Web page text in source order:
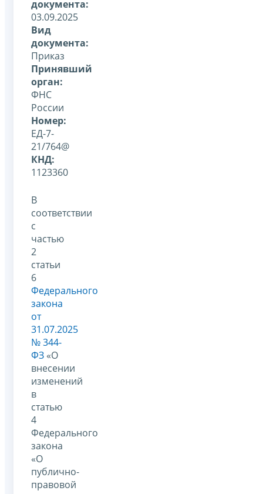
документа:
03.09.2025
Вид
документа:
Приказ
Принявший
орган:
ФНС
России
Номер:
ЕД-7-
21/764@
КНД:
1123360
В
соответствии
с
частью
2
статьи
6
Федерального
закона
от
31.07.2025
№ 344-
ФЗ «О
внесении
изменений
в
статью
4
Федерального
закона
«О
публично-
правовой